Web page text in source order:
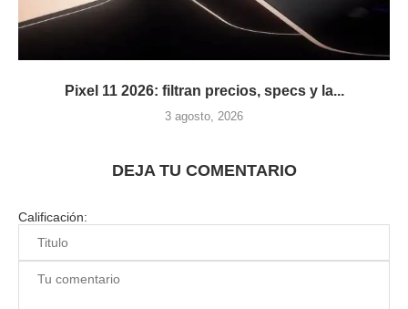
Pixel 11 2026: filtran precios, specs y la...
3 agosto, 2026
DEJA TU COMENTARIO
Calificación: